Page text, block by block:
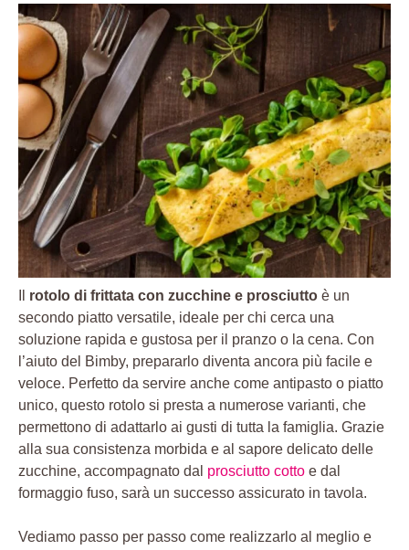
rotolo di frittata con zucchine e prosciutto è un
secondo piatto versatile, ideale per chi cerca una
soluzione rapida e gustosa per il pranzo o la cena. Con
l’aiuto del Bimby, prepararlo diventa ancora più facile e
veloce. Perfetto da servire anche come antipasto o piatto
unico, questo rotolo si presta a numerose varianti, che
permettono di adattarlo ai gusti di tutta la famiglia. Grazie
alla sua consistenza morbida e al sapore delicato delle
zucchine, accompagnato dal prosciutto cotto e dal
formaggio fuso, sarà un successo assicurato in tavola.
Vediamo passo per passo come realizzarlo al meglio e